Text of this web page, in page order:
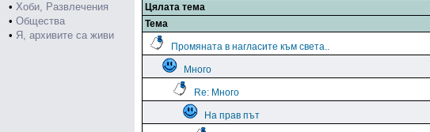
• Хоби, Развлечения
• Общества
• Я, архивите са живи
Цялата тема
Тема
Промяната в нагласите към света..
Много
Re: Много
На прав път